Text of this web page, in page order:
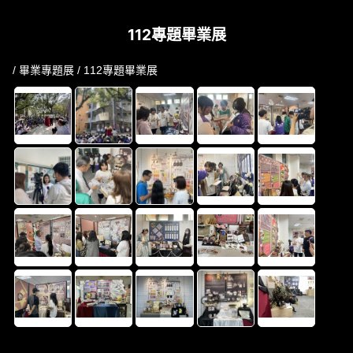
112專題畢業展
/ 畢業專題展 / 112專題畢業展